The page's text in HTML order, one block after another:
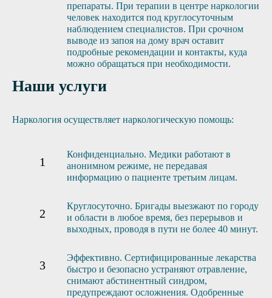
препараты. При терапии в центре наркологии
человек находится под круглосуточным
наблюдением специалистов. При срочном
выводе из запоя на дому врач оставит
подробные рекомендации и контакты, куда
можно обращаться при необходимости.
Наши услуги
Наркология осуществляет наркологическую помощь:
Конфиденциально. Медики работают в
анонимном режиме, не передавая
информацию о пациенте третьим лицам.
Круглосуточно. Бригады выезжают по городу
и области в любое время, без перерывов и
выходных, проводя в пути не более 40 минут.
Эффективно. Сертифицированные лекарства
быстро и безопасно устраняют отравление,
снимают абстинентный синдром,
предупреждают осложнения. Одобренные